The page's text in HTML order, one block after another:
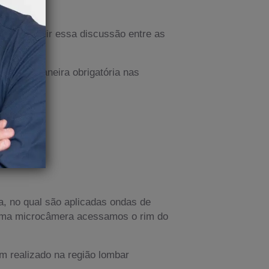
dividir essa discussão entre as
de maneira obrigatória nas
no qual são aplicadas ondas de
microcâmera acessamos o rim do
realizado na região lombar